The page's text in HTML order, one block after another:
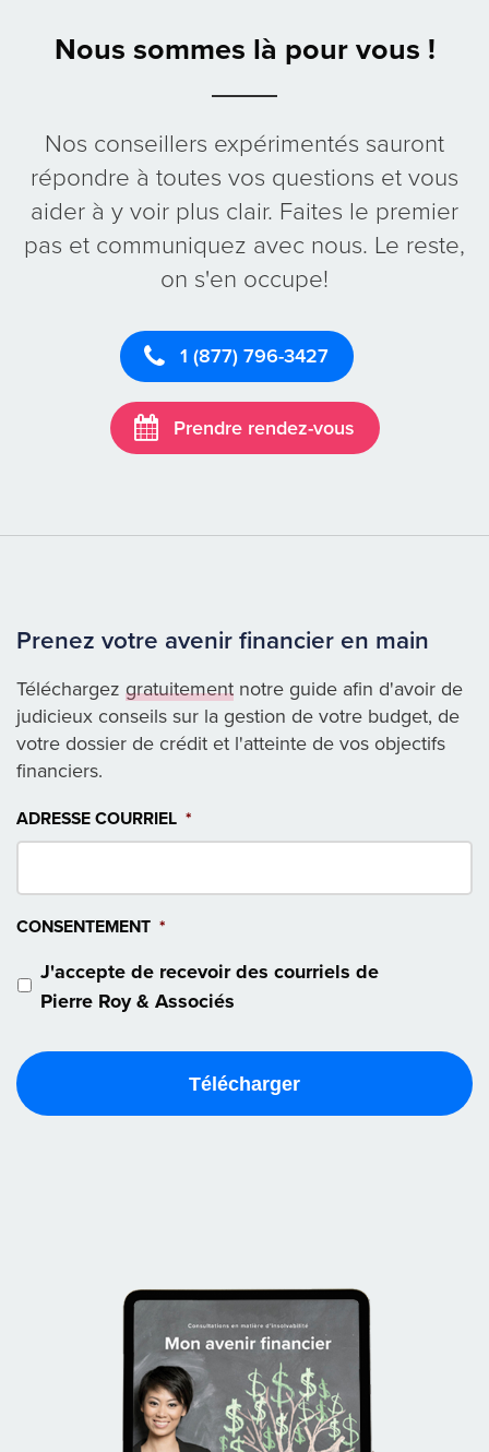
Nous sommes là pour vous !
Nos conseillers expérimentés sauront
répondre à toutes vos questions et vous
aider à y voir plus clair. Faites le premier
pas et communiquez avec nous. Le reste,
on s'en occupe!
1 (877) 796-3427
Prendre rendez-vous
Prenez votre avenir financier en main
Téléchargez gratuitement notre guide afin d'avoir de
judicieux conseils sur la gestion de votre budget, de
votre dossier de crédit et l'atteinte de vos objectifs
financiers.
ADRESSE COURRIEL *
CONSENTEMENT *
J'accepte de recevoir des courriels de
Pierre Roy & Associés